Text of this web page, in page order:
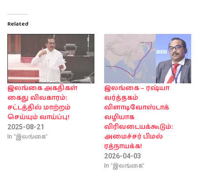
Related
இலங்கை அகதிகள்
கைது விவகாரம்:
சட்டத்தில் மாற்றம்
செய்யும் வாய்ப்பு!
2025-08-21
In "இலங்கை"
இலங்கை – ரஷ்யா
வர்த்தகம்
விளாடிவோஸ்டாக்
வழியாக
விரிவடையக்கூடும்:
அமைச்சர் பிமல்
ரத்நாயக்க!
2026-04-03
In "இலங்கை"